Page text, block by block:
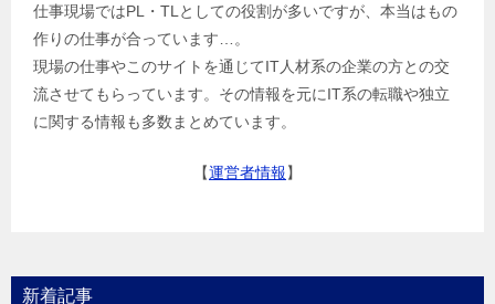
仕事現場ではPL・TLとしての役割が多いですが、本当はもの
作りの仕事が合っています…。
現場の仕事やこのサイトを通じてIT人材系の企業の方との交
流させてもらっています。その情報を元にIT系の転職や独立
に関する情報も多数まとめています。
【運営者情報】
新着記事